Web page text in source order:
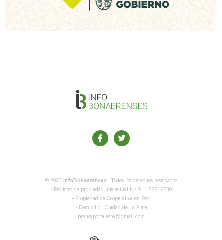
© 2023 InfoBonaerenses
| Todos los derechos reservados
• Registro de propiedad intelectual Nº RL - 88812730
• Propiedad de Cooperativa en Red
• Domicilio - Ciudad de La Plata
prensaportalesba@gmail.com